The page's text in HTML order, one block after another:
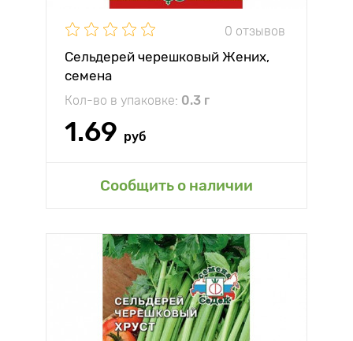
0 отзывов
Сельдерей черешковый Жених,
семена
Кол-во в упаковке: 0.3 г
1.69 руб
Сообщить о наличии